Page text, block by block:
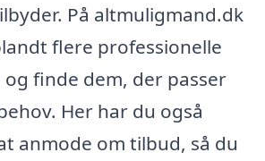
På altmuligmand.dk
flere professionelle
finde dem, der passer
Her har du også
anmode om tilbud, så du